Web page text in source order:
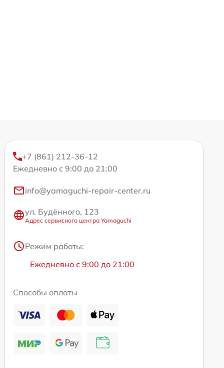
+7 (861) 212-36-12
Ежедневно с 9:00 до 21:00
info@yamaguchi-repair-center.ru
ул. Будённого, 123
Адрес сервисного центра Yamaguchi
Режим работы:
Ежедневно с 9:00 до 21:00
Способы оплаты